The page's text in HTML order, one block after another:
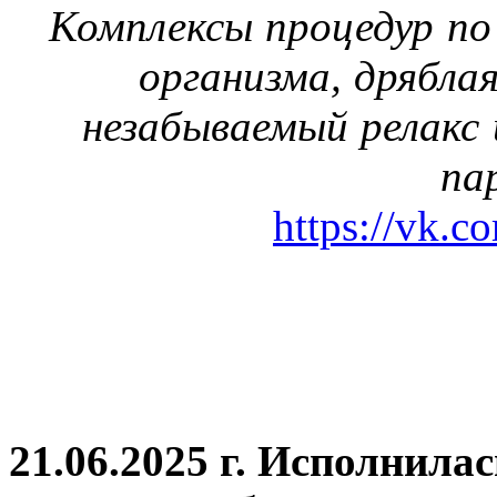
Комплексы процедур
организма,
незабываемый
https://
21.06.2025 г.